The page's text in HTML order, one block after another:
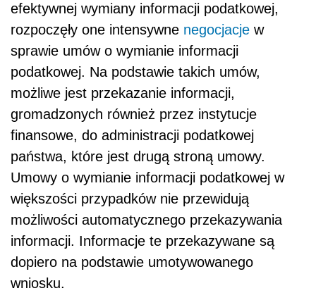
efektywnej wymiany informacji podatkowej,
rozpoczęły one intensywne negocjacje w
sprawie umów o wymianie informacji
podatkowej. Na podstawie takich umów,
możliwe jest przekazanie informacji,
gromadzonych również przez instytucje
finansowe, do administracji podatkowej
państwa, które jest drugą stroną umowy.
Umowy o wymianie informacji podatkowej w
większości przypadków nie przewidują
możliwości automatycznego przekazywania
informacji. Informacje te przekazywane są
dopiero na podstawie umotywowanego
wniosku.